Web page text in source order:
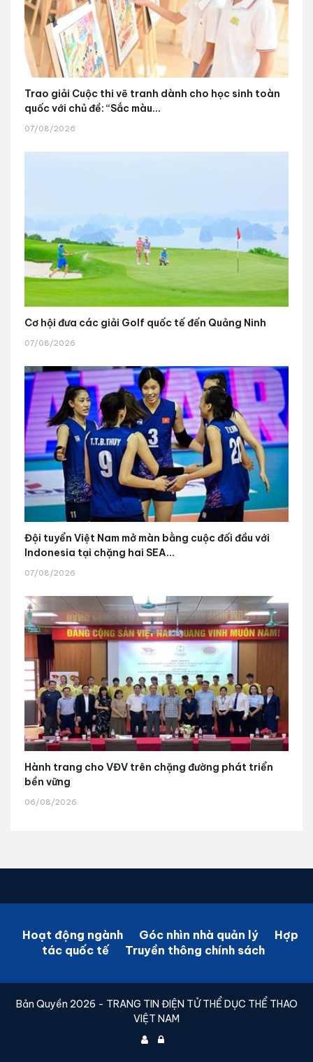
Trao giải Cuộc thi vẽ tranh dành cho học sinh toàn
quốc với chủ đề: “Sắc màu...
07/08/2026
Cơ hội đưa các giải Golf quốc tế đến Quảng Ninh
07/08/2026
Đội tuyển Việt Nam mở màn bằng cuộc đối đầu với
Indonesia tại chặng hai SEA...
07/08/2026
Hành trang cho VĐV trên chặng đường phát triển
bền vững
06/08/2026
Hoạt động ngành Góc nhìn nhà quản lý
Hợp
tác quốc tế
Truyền thông chính sách
Bản Quyền 2026 - TRANG TIN ĐIỆN TỬ THỂ DỤC THỂ THAO
VIỆT NAM